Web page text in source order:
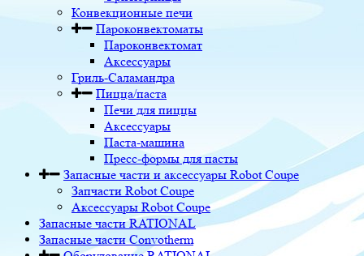
Конвекционные печи
Пароконвектоматы
Пароконвектомат
Аксессуары
Гриль-Саламандра
Пицца/паста
Печи для пиццы
Аксессуары
Паста-машина
Пресс-формы для пасты
Запасные части и аксессуары Robot Coupe
Запчасти Robot Coupe
Аксессуары Robot Coupe
Запасные части RATIONAL
Запасные части Convotherm